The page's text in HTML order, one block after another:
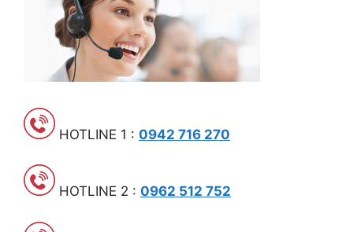
HOTLINE 1 : 0942 716 270
HOTLINE 2 : 0962 512 752